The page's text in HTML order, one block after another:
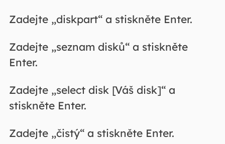
Zadejte „diskpart“ a stiskněte Enter.
Zadejte „seznam disků“ a stiskněte
Enter.
Zadejte „select disk [Váš disk]“ a
stiskněte Enter.
Zadejte „čistý“ a stiskněte Enter.